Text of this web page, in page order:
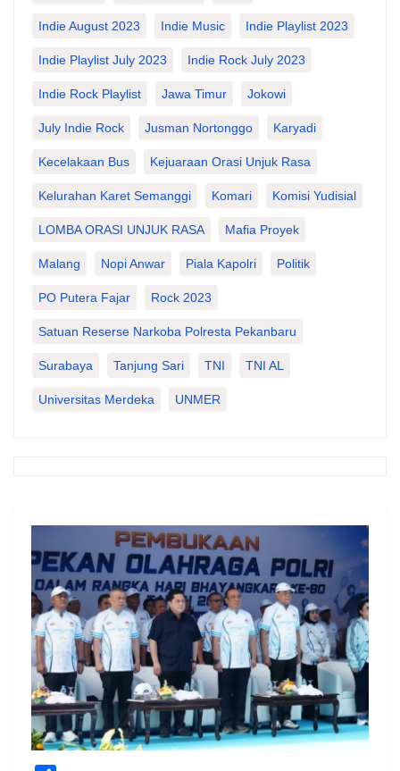
Indie August 2023 Indie Music Indie Playlist 2023
Indie Playlist July 2023 Indie Rock July 2023
Indie Rock Playlist Jawa Timur Jokowi
July Indie Rock Jusman Nortonggo Karyadi
Kecelakaan Bus Kejuaraan Orasi Unjuk Rasa
Kelurahan Karet Semanggi Komari Komisi Yudisial
LOMBA ORASI UNJUK RASA Mafia Proyek
Malang Nopi Anwar Piala Kapolri Politik
PO Putera Fajar Rock 2023
Satuan Reserse Narkoba Polresta Pekanbaru
Surabaya Tanjung Sari TNI TNI AL
Universitas Merdeka UNMER